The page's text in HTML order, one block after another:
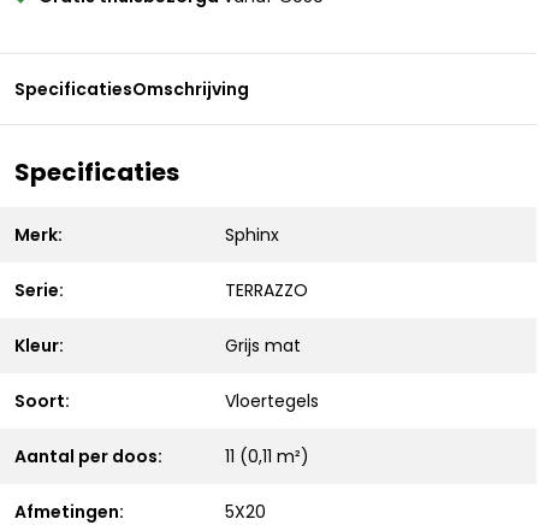
SpecificatiesOmschrijving
Specificaties
Merk: Sphinx
Serie: TERRAZZO
Kleur: Grijs mat
Soort: Vloertegels
Aantal per doos: 11 (0,11 m²)
Afmetingen: 5X20